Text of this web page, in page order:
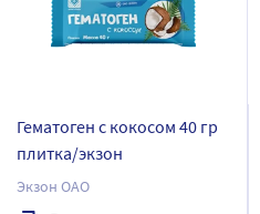
Гематоген с кокосом 40 гр
плитка/экзон
Экзон ОАО